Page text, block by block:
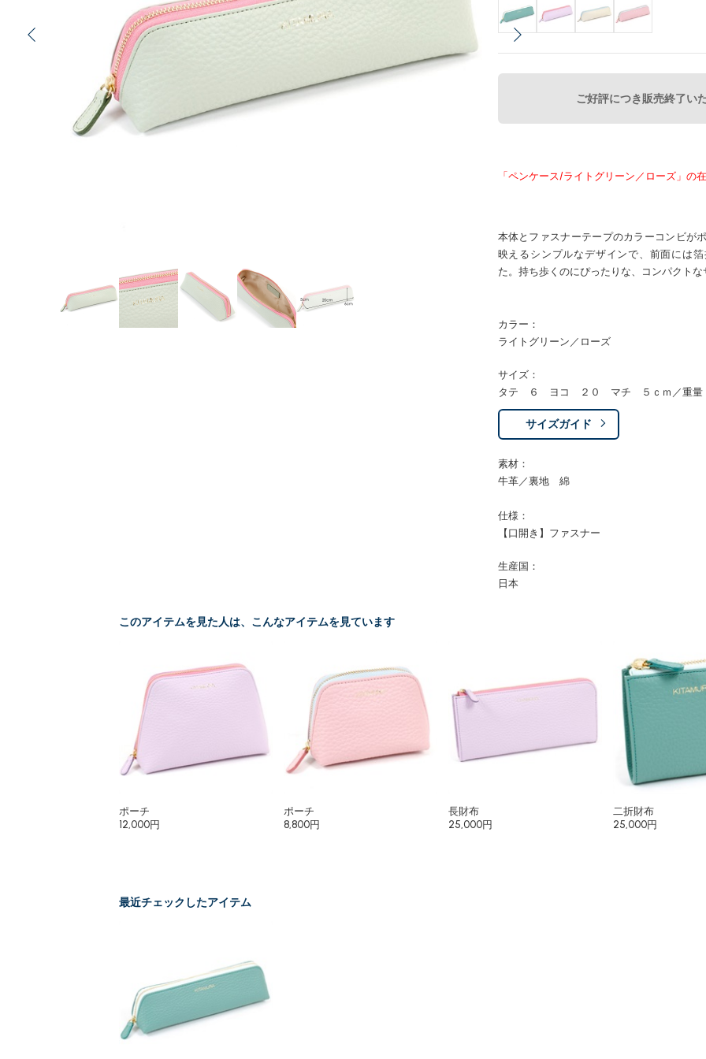
ご好評につき販売終了い
「ペンケース/ライトグリーン／ローズ」の
本体とファスナーテープのカラーコンビが
映えるシンプルなデザインで、前面には
た。持ち歩くのにぴったりな、コンパクト
カラー：
ライトグリーン／ローズ
サイズ：
タテ ６ ヨコ ２０ マチ ５ｃｍ／重量
サイズガイド
素材：
牛革／裏地 綿
仕様：
【口開き】ファスナー
生産国：
日本
このアイテムを見た人は、こんなアイテムを見ています
ポーチ
12,000円
ポーチ
8,800円
長財布
25,000円
二折財布
25,000円
最近チェックしたアイテム